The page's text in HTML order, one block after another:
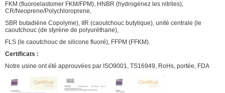
FKM (fluoroelastomer FKM/FPM), HNBR (hydrogénez les nitriles),
CR/Neoprene/Polychloroprene,
SBR butadiène Copolyme), IIR (caoutchouc butylique), unité centrale (le
caoutchouc (de styrène de polyuréthane),
FLS (le caoutchouc de silicone fluoré), FFPM (FFKM).
Certificats :
Notre usine ont été approuvées par ISO9001, TS16949, RoHs, portée, FDA